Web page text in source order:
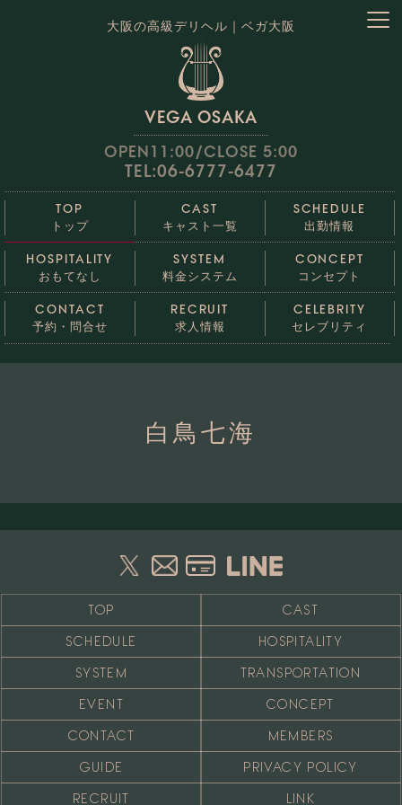
大阪の高級デリヘル｜ベガ大阪
VEGA OSAKA
OPEN11:00/CLOSE 5:00
TEL:06-6777-6477
TOP
トップ
CAST
キャスト一覧
SCHEDULE
出勤情報
HOSPITALITY
おもてなし
SYSTEM
料金システム
CONCEPT
コンセプト
CONTACT
予約・問合せ
RECRUIT
求人情報
CELEBRITY
セレブリティ
白鳥七海
TOP
CAST
SCHEDULE
HOSPITALITY
SYSTEM
TRANSPORTATION
EVENT
CONCEPT
CONTACT
MEMBERS
GUIDE
PRIVACY POLICY
RECRUIT
LINK